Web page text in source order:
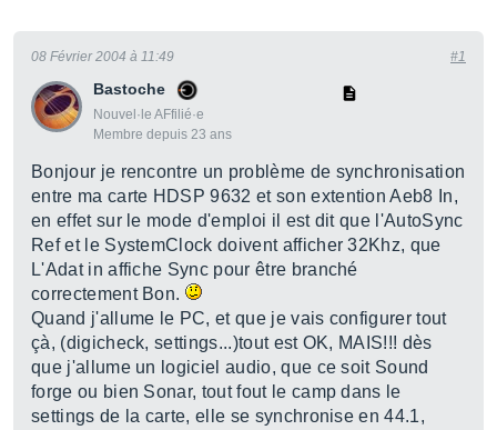
Bastoche
Nouvel·le AFfilié·e
Membre depuis 23 ans
08 Février 2004 à 11:49 #1
Bonjour je rencontre un problème de synchronisation
entre ma carte HDSP 9632 et son extention Aeb8 In,
en effet sur le mode d'emploi il est dit que l'AutoSync
Ref et le SystemClock doivent afficher 32Khz, que
L'Adat in affiche Sync pour être branché
correctement Bon.
Quand j'allume le PC, et que je vais configurer tout
çà, (digicheck, settings...)tout est OK, MAIS!!! dès
que j'allume un logiciel audio, que ce soit Sound
forge ou bien Sonar, tout fout le camp dans le
settings de la carte, elle se synchronise en 44.1,